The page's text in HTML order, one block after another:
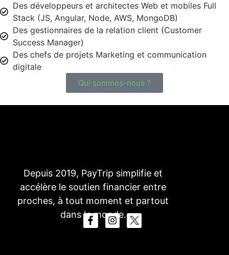
Des développeurs et architectes Web et mobiles Full
Stack (JS, Angular, Node, AWS, MongoDB)
Des gestionnaires de la relation client (Customer
Success Manager)
Des chefs de projets Marketing et communication
digitale
Qui sommes-nous ?
Depuis 2019, PayTrip simplifie et
accélère le soutien financier entre
proches, à tout moment et partout
dans le monde.